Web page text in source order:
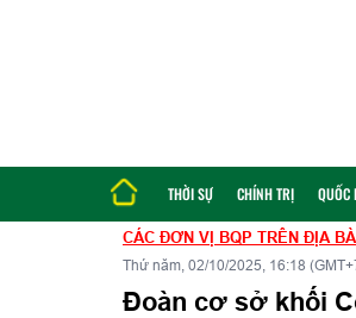
THỜI SỰ CHÍNH TRỊ QUỐC
CÁC ĐƠN VỊ BQP TRÊN ĐỊA
Thứ năm, 02/10/2025, 16:18
Đoàn cơ sở khối